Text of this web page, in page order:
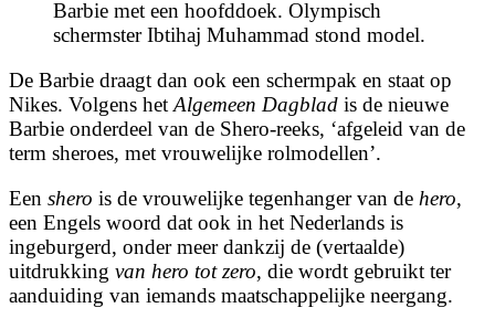
Barbie met een hoofddoek. Olympisch
schermster Ibtihaj Muhammad stond model.
De Barbie draagt dan ook een schermpak en staat op
Nikes. Volgens het Algemeen Dagblad is de nieuwe
Barbie onderdeel van de Shero-reeks, ‘afgeleid van de
term sheroes, met vrouwelijke rolmodellen’.
Een shero is de vrouwelijke tegenhanger van de hero,
een Engels woord dat ook in het Nederlands is
ingeburgerd, onder meer dankzij de (vertaalde)
uitdrukking van hero tot zero, die wordt gebruikt ter
aanduiding van iemands maatschappelijke neergang.